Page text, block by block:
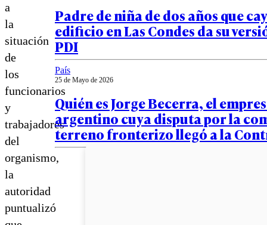
a
la
situación
de
los
funcionarios
y
trabajadores
del
organismo,
la
autoridad
puntualizó
Padre de niña de dos años que
edificio en Las Condes da su
PDI
País
25 de Mayo de 2026
Quién es Jorge Becerra, el
argentino cuya disputa por la
terreno fronterizo llegó a la